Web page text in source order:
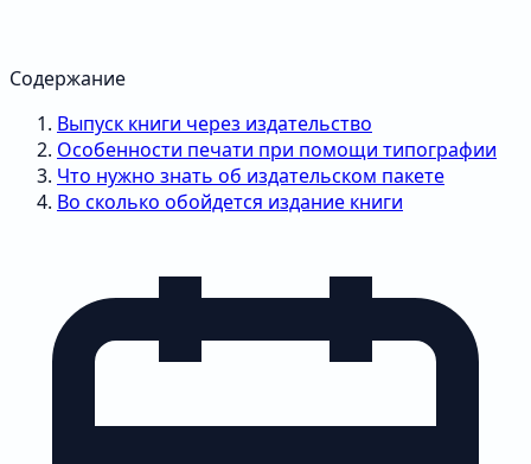
Содержание
Выпуск книги через издательство
Особенности печати при помощи типографии
Что нужно знать об издательском пакете
Во сколько обойдется издание книги